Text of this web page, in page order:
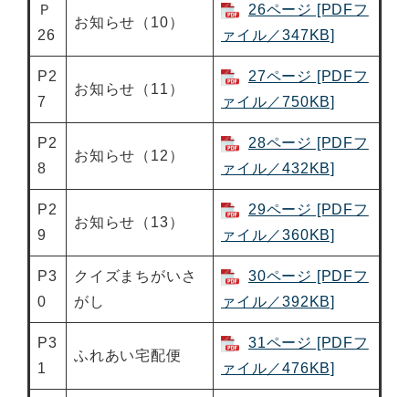
Ｐ
26
お知らせ（10）
26ページ [PDFフ
ァイル／347KB]
P2
7
お知らせ（11）
27ページ [PDFフ
ァイル／750KB]
P2
8
お知らせ（12）
28ページ [PDFフ
ァイル／432KB]
P2
9
お知らせ（13）
29ページ [PDFフ
ァイル／360KB]
P3
0
クイズまちがいさ
がし
30ページ [PDFフ
ァイル／392KB]
P3
1
ふれあい宅配便
31ページ [PDFフ
ァイル／476KB]